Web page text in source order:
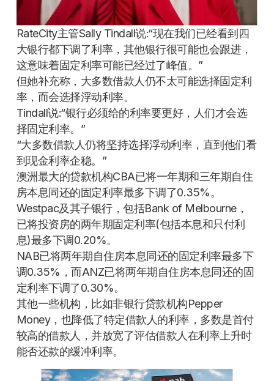
RateCity主管Sally Tindall说:“现在我们已经看到四
大银行都下调了利率，其他银行很可能也会跟进，
这意味着固定利率可能已经过了峰值。”
但她补充称，大多数借款人仍不太可能选择固定利
率，而会选择浮动利率。
Tindall说:“银行必须给的利率要更好，人们才会选
择固定利率。”
“大多数借款人仍将坚持选择浮动利率，直到他们看
到现金利率企稳。”
澳洲最大的贷款机构CBA已将一年期和三年期自住
房本息同还的固定利率最多下调了0.35%。
Westpac及其子银行，包括Bank of Melbourne，
已将投资房的两年期固定利率(包括本息和只付利
息)最多下调0.20%。
NAB已将两年期自住房本息同还的固定利率最多下
调0.35%，而ANZ已将两年期自住房本息同还的固
定利率下调了0.30%。
其他一些机构，比如非银行贷款机构Pepper
Money，也降低了特定借款人的利率，多数是首付
较高的借款人，并放宽了评估借款人在利率上升时
能否还款的缓冲利率。